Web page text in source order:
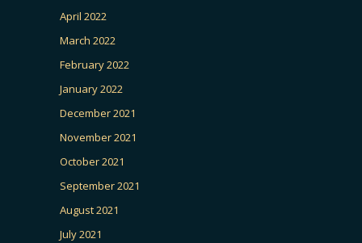
April 2022
March 2022
February 2022
January 2022
December 2021
November 2021
October 2021
September 2021
August 2021
July 2021